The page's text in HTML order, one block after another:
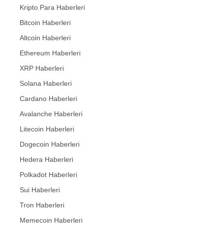
Kripto Para Haberleri
Bitcoin Haberleri
Altcoin Haberleri
Ethereum Haberleri
XRP Haberleri
Solana Haberleri
Cardano Haberleri
Avalanche Haberleri
Litecoin Haberleri
Dogecoin Haberleri
Hedera Haberleri
Polkadot Haberleri
Sui Haberleri
Tron Haberleri
Memecoin Haberleri